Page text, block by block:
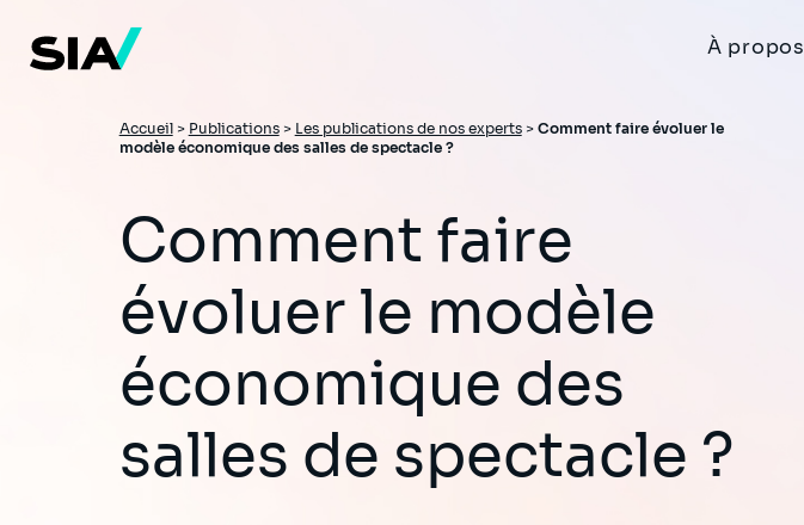
contenu
principal
À propos
Fil
Accueil> Publications> Les publications de nos experts> Comment faire évoluer le
modèle économique des salles de spectacle ?
Comment faire
évoluer le modèle
économique des
salles de spectacle ?